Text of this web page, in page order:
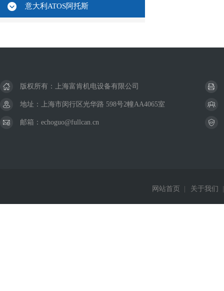
意大利ATOS阿托斯
版权所有：上海富肯机电设备有限公司
地址：上海市闵行区光华路 598号2幢AA4065室
邮箱：echoguo@fullcan.cn
网站首页 关于我们